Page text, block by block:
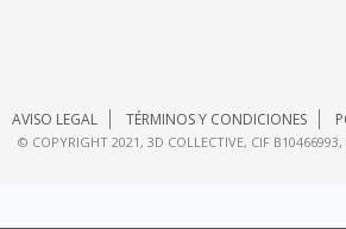
AVISO LEGAL TÉRMINOS Y CONDICIONES
© COPYRIGHT 2021, 3D COLLECTIVE, CIF